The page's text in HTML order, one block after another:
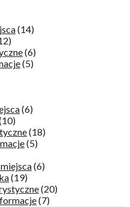
(14)
(6)
(5)
(6)
(18)
(5)
(6)
(19)
(20)
(7)